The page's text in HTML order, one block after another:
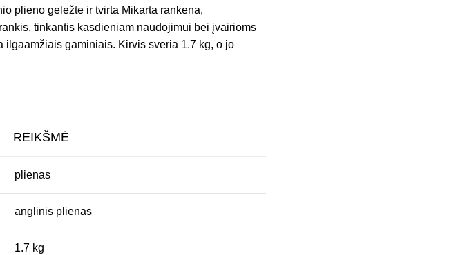
plieno geležte ir tvirta Mikarta rankena,
tinkantis kasdieniam naudojimui bei įvairioms
gaminiais. Kirvis sveria 1.7 kg, o jo
REIKŠMĖ
plienas
anglinis plienas
1.7 kg